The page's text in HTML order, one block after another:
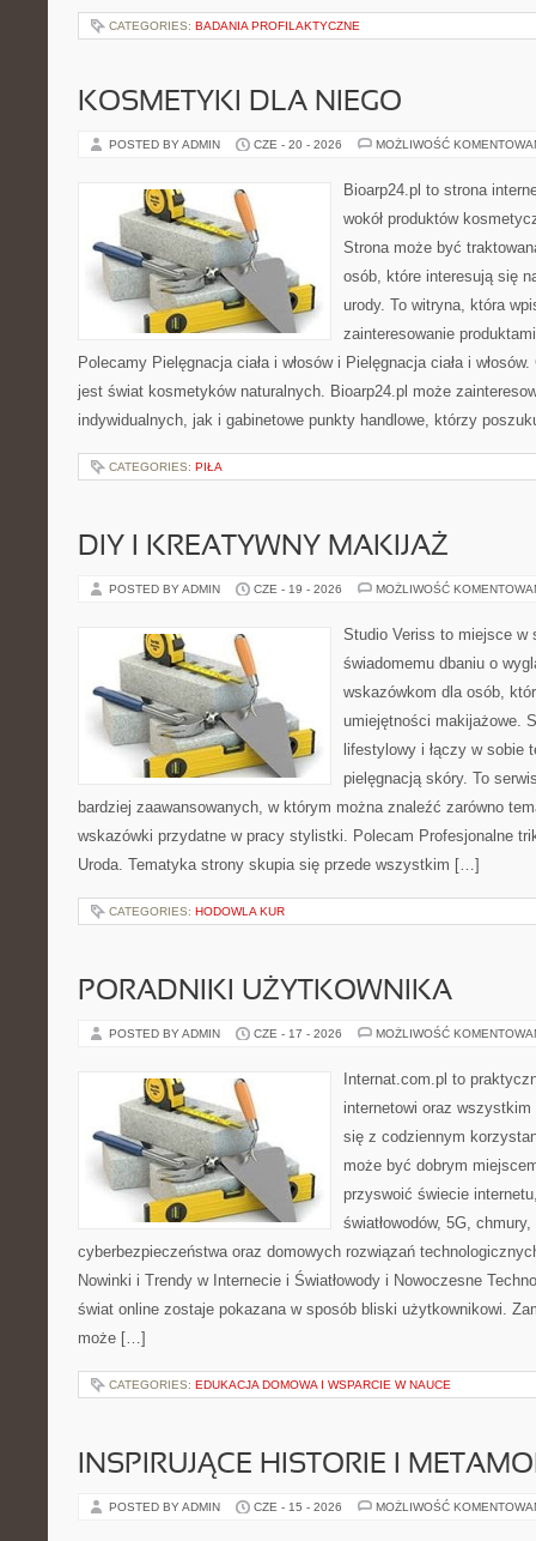
CATEGORIES: BADANIA PROFILAKTYCZNE
KOSMETYKI DLA NIEGO
POSTED BY ADMIN CZE - 20 - 2026 MOŻLIWOŚĆ
Bioarp24.pl to strona
wokół produktów
Strona może być
osób, które interesują się
urody. To witryna, która
zainteresowanie
Polecamy Pielęgnacja ciała i włosów i Pielęgnacja ciała i
jest świat kosmetyków naturalnych. Bioarp24.pl może
indywidualnych, jak i gabinetowe punkty handlowe, którzy
CATEGORIES: PIŁA
DIY I KREATYWNY MAKIJAŻ
POSTED BY ADMIN CZE - 19 - 2026 MOŻLIWOŚĆ
Studio Veriss to miejsce w
świadomemu dbaniu o
wskazówkom dla osób,
umiejętności makijażowe.
lifestylowy i łączy w sobie
pielęgnacją skóry. To
bardziej zaawansowanych, w którym można znaleźć zarówno
wskazówki przydatne w pracy stylistki. Polecam Profesjonalne
Uroda. Tematyka strony skupia się przede wszystkim […]
CATEGORIES: HODOWLA KUR
PORADNIKI UŻYTKOWNIKA
POSTED BY ADMIN CZE - 17 - 2026 MOŻLIWOŚĆ
Internat.com.pl to
internetowi oraz
się z codziennym
może być dobrym
przyswoić świecie
światłowodów, 5G,
cyberbezpieczeństwa oraz domowych rozwiązań
Nowinki i Trendy w Internecie i Światłowody i Nowoczesne
świat online zostaje pokazana w sposób bliski użytkownikowi.
może […]
CATEGORIES: EDUKACJA DOMOWA I WSPARCIE W NAUCE
INSPIRUJĄCE HISTORIE I
POSTED BY ADMIN CZE - 15 - 2026 MOŻLIWOŚĆ